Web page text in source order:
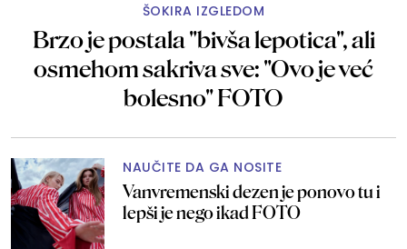
ŠOKIRA IZGLEDOM
Brzo je postala "bivša lepotica", ali
osmehom sakriva sve: "Ovo je već
bolesno" FOTO
NAUČITE DA GA NOSITE
Vanvremenski dezen je ponovo tu i
lepši je nego ikad FOTO